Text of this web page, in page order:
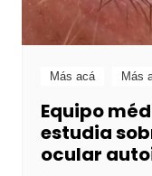
Más acá Más
Equipo
estudia
ocular